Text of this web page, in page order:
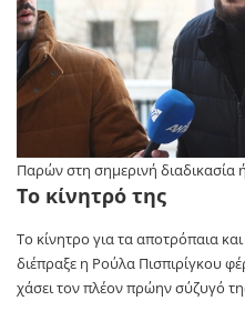
Παρών στη σημερινή
Το κίνητρό της
Το κίνητρο για τα αποτρόπαια
διέπραξε η Ρούλα Πισπιρίγκου
χάσει τον πλέον πρώην σύζυγό